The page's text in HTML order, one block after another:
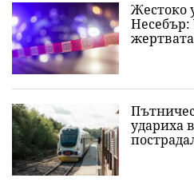
Жестоко
удариха